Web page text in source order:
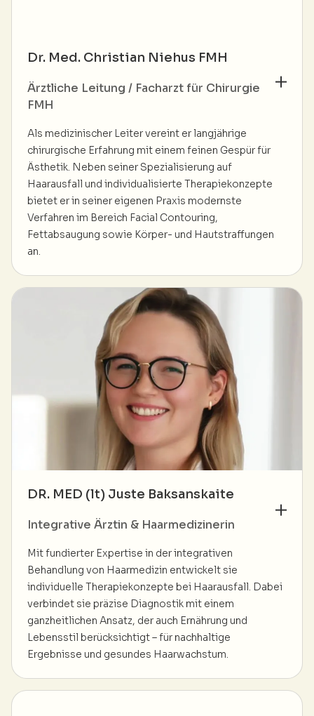
Dr. Med. Christian Niehus FMH
Ärztliche Leitung / Facharzt für Chirurgie
FMH
Als medizinischer Leiter vereint er langjährige
chirurgische Erfahrung mit einem feinen Gespür für
Ästhetik. Neben seiner Spezialisierung auf
Haarausfall und individualisierte Therapiekonzepte
bietet er in seiner eigenen Praxis modernste
Verfahren im Bereich Facial Contouring,
Fettabsaugung sowie Körper- und Hautstraffungen
an.
DR. MED (lt) Juste Baksanskaite
Integrative Ärztin & Haarmedizinerin
Mit fundierter Expertise in der integrativen
Behandlung von Haarmedizin entwickelt sie
individuelle Therapiekonzepte bei Haarausfall. Dabei
verbindet sie präzise Diagnostik mit einem
ganzheitlichen Ansatz, der auch Ernährung und
Lebensstil berücksichtigt – für nachhaltige
Ergebnisse und gesundes Haarwachstum.